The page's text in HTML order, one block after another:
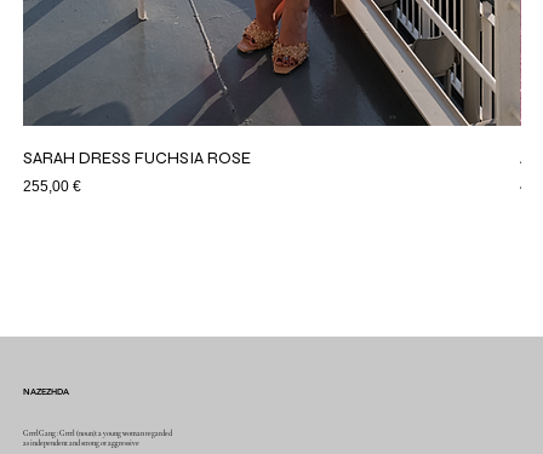
SARAH DRESS FUCHSIA ROSE
Price
255,00 €
GrrrlGang : Grrrl (noun): a young woman regarded
as independent and strong or aggressive
NAZEZHDA